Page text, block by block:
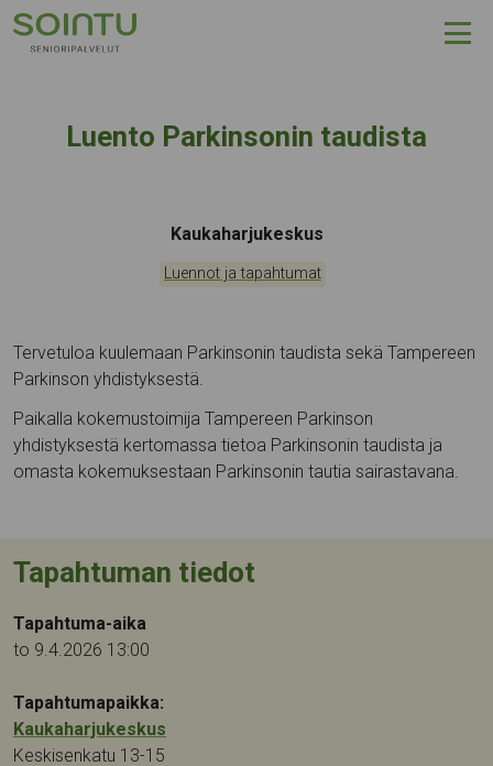
Hyppää sisältöön
Luento Parkinsonin taudista
Tapahtumapaikka:
Kaukaharjukeskus
Kategoriat:
Luennot ja tapahtumat
Tervetuloa kuulemaan Parkinsonin taudista sekä Tampereen
Parkinson yhdistyksestä.
Paikalla kokemustoimija Tampereen Parkinson
yhdistyksestä kertomassa tietoa Parkinsonin taudista ja
omasta kokemuksestaan Parkinsonin tautia sairastavana.
Tapahtuman tiedot
Tapahtuma-aika
to 9.4.2026 13:00
Tapahtumapaikka:
Kaukaharjukeskus
Keskisenkatu 13-15